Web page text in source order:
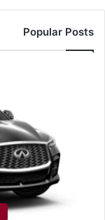
Popular Posts